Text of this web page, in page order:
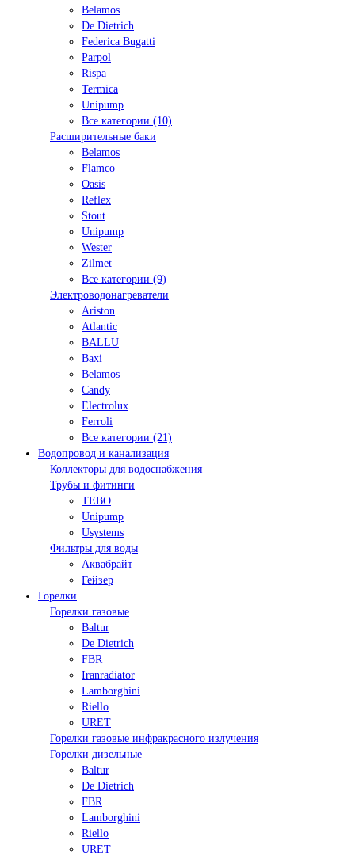
Belamos
De Dietrich
Federica Bugatti
Parpol
Rispa
Termica
Unipump
Все категории (10)
Расширительные баки
Belamos
Flamco
Oasis
Reflex
Stout
Unipump
Wester
Zilmet
Все категории (9)
Электроводонагреватели
Ariston
Atlantic
BALLU
Baxi
Belamos
Candy
Electrolux
Ferroli
Все категории (21)
Водопровод и канализация
Коллекторы для водоснабжения
Трубы и фитинги
TEBO
Unipump
Usystems
Фильтры для воды
Аквабрайт
Гейзер
Горелки
Горелки газовые
Baltur
De Dietrich
FBR
Iranradiator
Lamborghini
Riello
URET
Горелки газовые инфракрасного излучения
Горелки дизельные
Baltur
De Dietrich
FBR
Lamborghini
Riello
URET